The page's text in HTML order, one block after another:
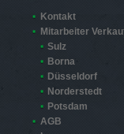
Kontakt
Mitarbeiter
Sulz
Borna
Düsseldorf
Norderstedt
Potsdam
AGB